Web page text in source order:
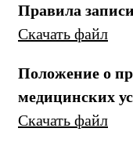
Правила
Скачать файл
Положение о
медицинских
Скачать файл